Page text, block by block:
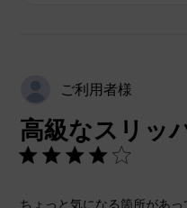
ご利用者様
高級なスリッ
ちょっと気になる箇所があ